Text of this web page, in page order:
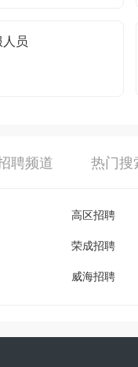
员
聘频道 热门搜
高区招聘
荣成招聘
威海招聘